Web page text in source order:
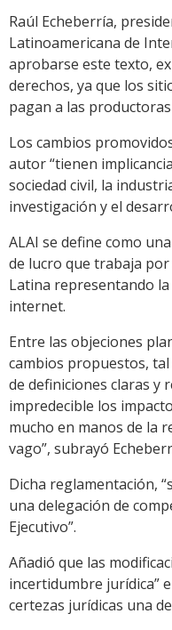
Raúl Echeberría,
Latinoamericana de
aprobarse este texto,
derechos, ya que los
pagan a las
Los cambios
autor “tienen
sociedad civil, la
investigación y el
ALAI se define como
de lucro que trabaja
Latina representando
internet.
Entre las objeciones
cambios propuestos,
de definiciones claras y
impredecible los
mucho en manos de la
vago”, subrayó
Dicha reglamentación,
una delegación de
Ejecutivo”.
Añadió que las
incertidumbre jurídica”
certezas jurídicas una